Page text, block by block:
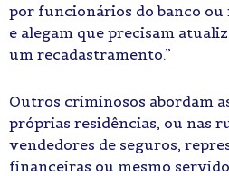
por funcionários do banco ou
e alegam que precisam
um recadastramento.”
Outros criminosos abordam
próprias residências, ou nas
vendedores de seguros,
financeiras ou mesmo